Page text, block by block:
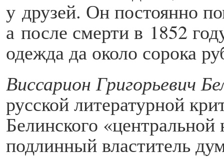
у друзей. Он постоянно
а после смерти в 1852
одежда да около сорока
Виссарион Григорьевич
русской литературной
Белинского
подлинный властитель